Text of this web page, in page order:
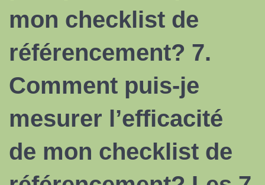
mon checklist de
référencement? 7.
Comment puis-je
mesurer l’efficacité
de mon checklist de